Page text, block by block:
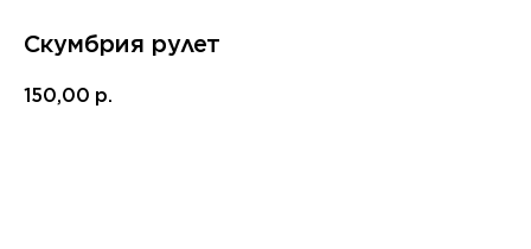
Скумбрия рулет
150,00 р.